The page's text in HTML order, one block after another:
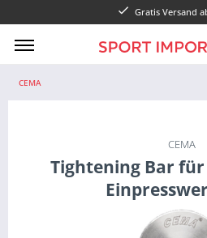
Gratis Versand
CEMA
CEMA
Tightening Bar